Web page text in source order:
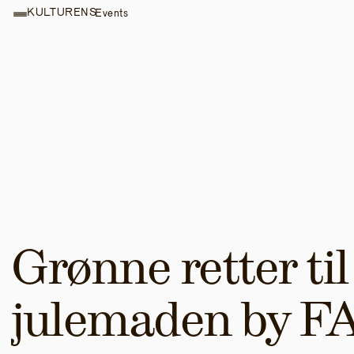
Grønne retter til
julemaden by
KULTURENSEvents